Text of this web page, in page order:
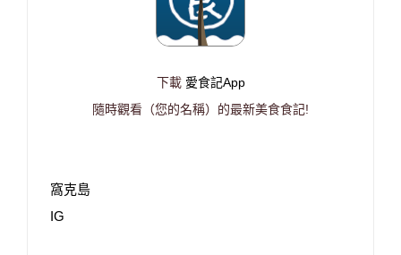
下載 愛食記App
隨時觀看（您的名稱）的最新美食食記!
窩克島
IG